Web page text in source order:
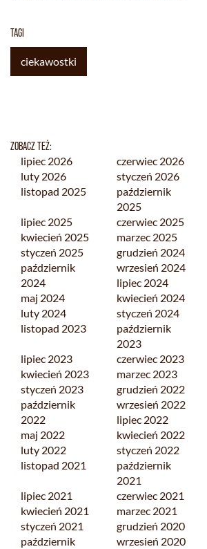
TAGI
ciekawostki
ZOBACZ TEŻ:
lipiec 2026 czerwiec 2026
luty 2026
styczeń 2026
listopad 2025
październik
2025
lipiec 2025
czerwiec 2025
kwiecień 2025
marzec 2025
styczeń 2025
grudzień 2024
październik
2024
wrzesień 2024
lipiec 2024
maj 2024
kwiecień 2024
luty 2024
styczeń 2024
listopad 2023
październik
2023
lipiec 2023
czerwiec 2023
kwiecień 2023
marzec 2023
styczeń 2023
grudzień 2022
październik
2022
wrzesień 2022
lipiec 2022
maj 2022
kwiecień 2022
luty 2022
styczeń 2022
listopad 2021
październik
2021
lipiec 2021
czerwiec 2021
kwiecień 2021
marzec 2021
styczeń 2021
grudzień 2020
październik
wrzesień 2020